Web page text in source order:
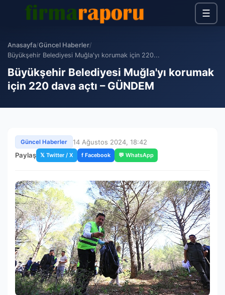
☰
Anasayfa/Güncel Haberler/
Büyükşehir Belediyesi Muğla'yı korumak için 220...
Büyükşehir Belediyesi Muğla'yı korumak
için 220 dava açtı – GÜNDEM
Güncel Haberler
14 Ağustos 2024, 18:42
Paylaş 𝕏 Twitter / X f Facebook 💬 WhatsApp